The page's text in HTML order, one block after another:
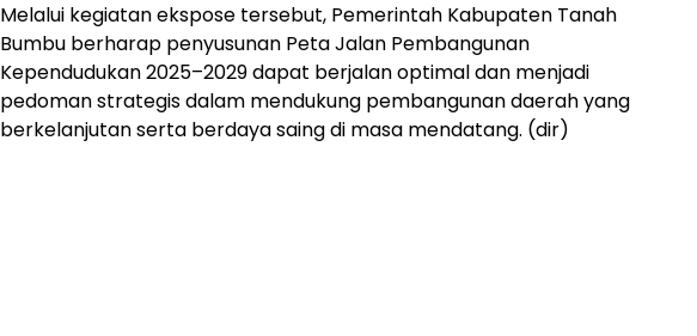
Melalui kegiatan ekspose tersebut, Pemerintah Kabupaten Tanah
Bumbu berharap penyusunan Peta Jalan Pembangunan
Kependudukan 2025–2029 dapat berjalan optimal dan menjadi
pedoman strategis dalam mendukung pembangunan daerah yang
berkelanjutan serta berdaya saing di masa mendatang. (dir)